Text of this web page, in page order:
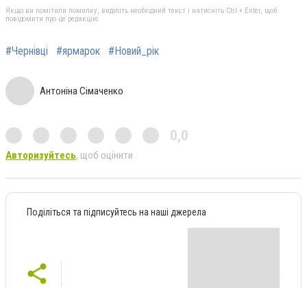
Якщо ви помітили помилку, виділіть необхідний текст і натисніть Ctrl + Enter, щоб
повідомити про це редакцію
#Чернівці #ярмарок #Новий_рік
Антоніна Сімаченко
0,0
Авторизуйтесь, щоб оцінити
Поділіться та підписуйтесь на наші джерела